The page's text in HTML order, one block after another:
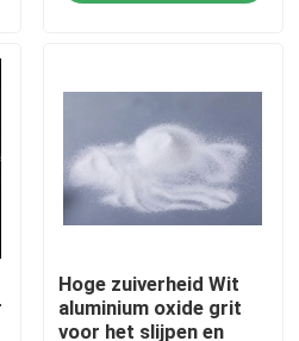
Hoge zuiverheid Wit
aluminium oxide grit
voor het slijpen en